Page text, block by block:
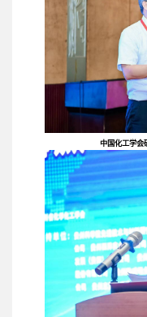
中国化工学会